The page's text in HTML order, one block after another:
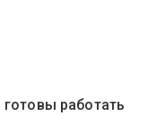
работать